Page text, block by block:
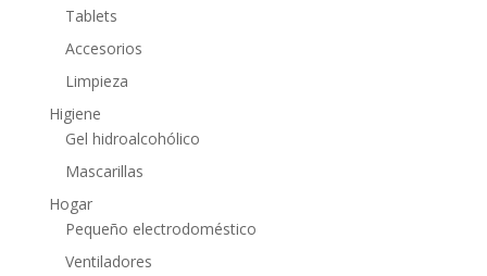
Tablets
Accesorios
Limpieza
Higiene
Gel hidroalcohólico
Mascarillas
Hogar
Pequeño electrodoméstico
Ventiladores